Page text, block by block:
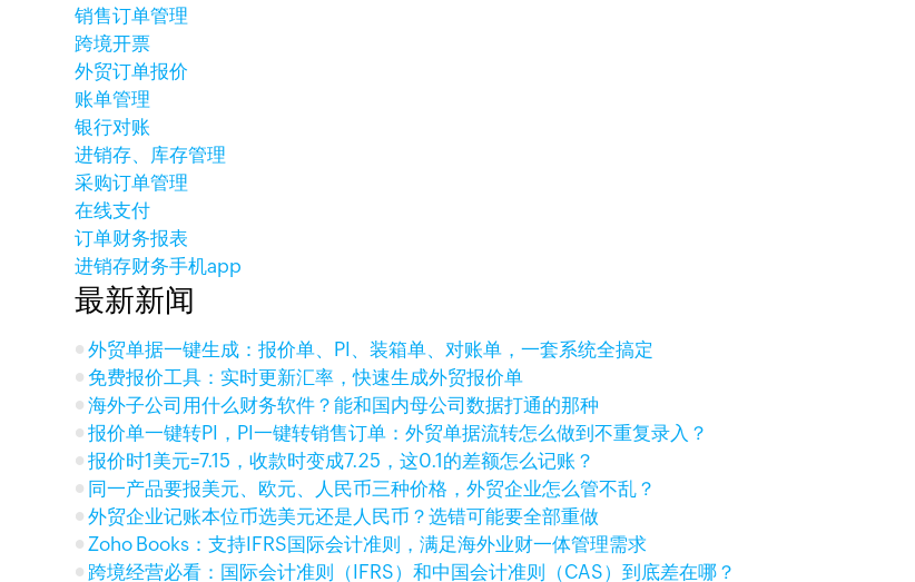
销售订单管理
跨境开票
外贸订单报价
账单管理
银行对账
进销存、库存管理
采购订单管理
在线支付
订单财务报表
进销存财务手机app
最新新闻
外贸单据一键生成：报价单、PI、装箱单、对账单，一套系统全搞定
免费报价工具：实时更新汇率，快速生成外贸报价单
海外子公司用什么财务软件？能和国内母公司数据打通的那种
报价单一键转PI，PI一键转销售订单：外贸单据流转怎么做到不重复录入？
报价时1美元=7.15，收款时变成7.25，这0.1的差额怎么记账？
同一产品要报美元、欧元、人民币三种价格，外贸企业怎么管不乱？
外贸企业记账本位币选美元还是人民币？选错可能要全部重做
Zoho Books：支持IFRS国际会计准则，满足海外业财一体管理需求
跨境经营必看：国际会计准则（IFRS）和中国会计准则（CAS）到底差在哪？